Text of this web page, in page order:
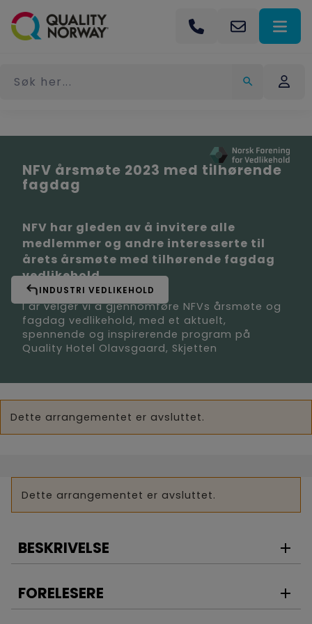
INDUSTRI VEDLIKEHOLD
NFV årsmøte 2023 med tilhørende
fagdag
NFV har gleden av å invitere alle
medlemmer og andre interesserte til
årets årsmøte med tilhørende fagdag
vedlikehold.
I år velger vi å gjennomføre NFVs årsmøte og
fagdag vedlikehold, med et aktuelt,
spennende og inspirerende program på
Quality Hotel Olavsgaard, Skjetten
Dette arrangementet er avsluttet.
Dette arrangementet er avsluttet.
BESKRIVELSE
Samlingen gjennomføres som et
dagsarrangement hvor vi rekker å gjennomføre
FORELESERE